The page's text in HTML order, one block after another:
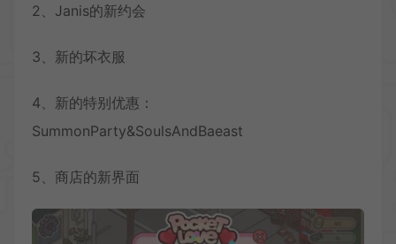
2、Janis的新约会
3、新的坏衣服
4、新的特别优惠：
SummonParty&SoulsAndBaeast
5、商店的新界面